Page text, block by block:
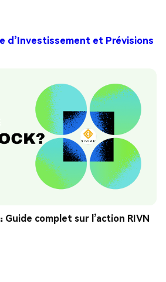
d’Investissement et Prévisions
complet sur l’action RIVN